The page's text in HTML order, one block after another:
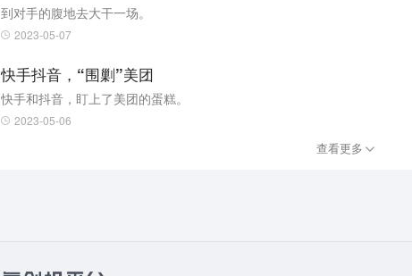
到对手的腹地去大干一场。
2023-05-07
快手抖音，“围剿”美团
快手和抖音，盯上了美团的蛋糕。
2023-05-06
查看更多